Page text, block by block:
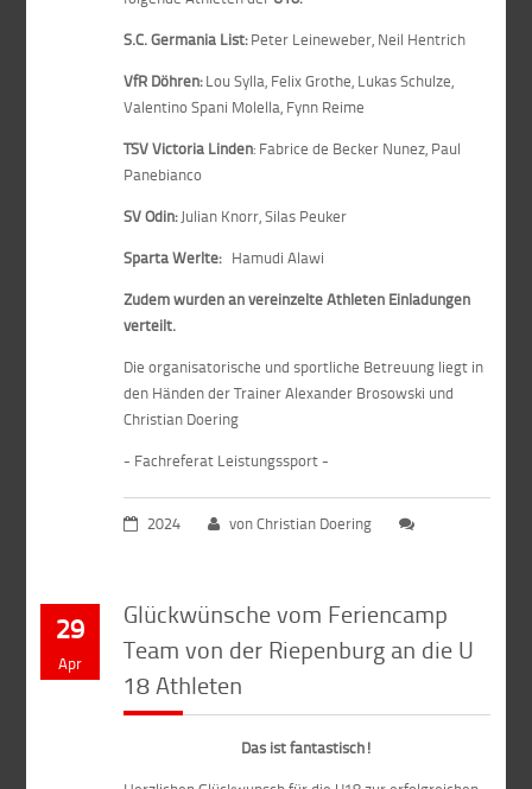
S.C. Germania List:Peter Leineweber, Neil Hentrich
VfR Döhren:Lou Sylla, Felix Grothe, Lukas Schulze,
Valentino Spani Molella, Fynn Reime
TSV Victoria Linden: Fabrice de Becker Nunez, Paul
Panebianco
SV Odin:Julian Knorr, Silas Peuker
Sparta Werlte: Hamudi Alawi
Zudem wurden an vereinzelte Athleten Einladungen
verteilt.
Die organisatorische und sportliche Betreuung liegt in
den Händen der Trainer Alexander Brosowski und
Christian Doering
- Fachreferat Leistungssport -
2024 von Christian Doering
29
Apr
Glückwünsche vom Feriencamp
Team von der Riepenburg an die U
18 Athleten
Das ist fantastisch!